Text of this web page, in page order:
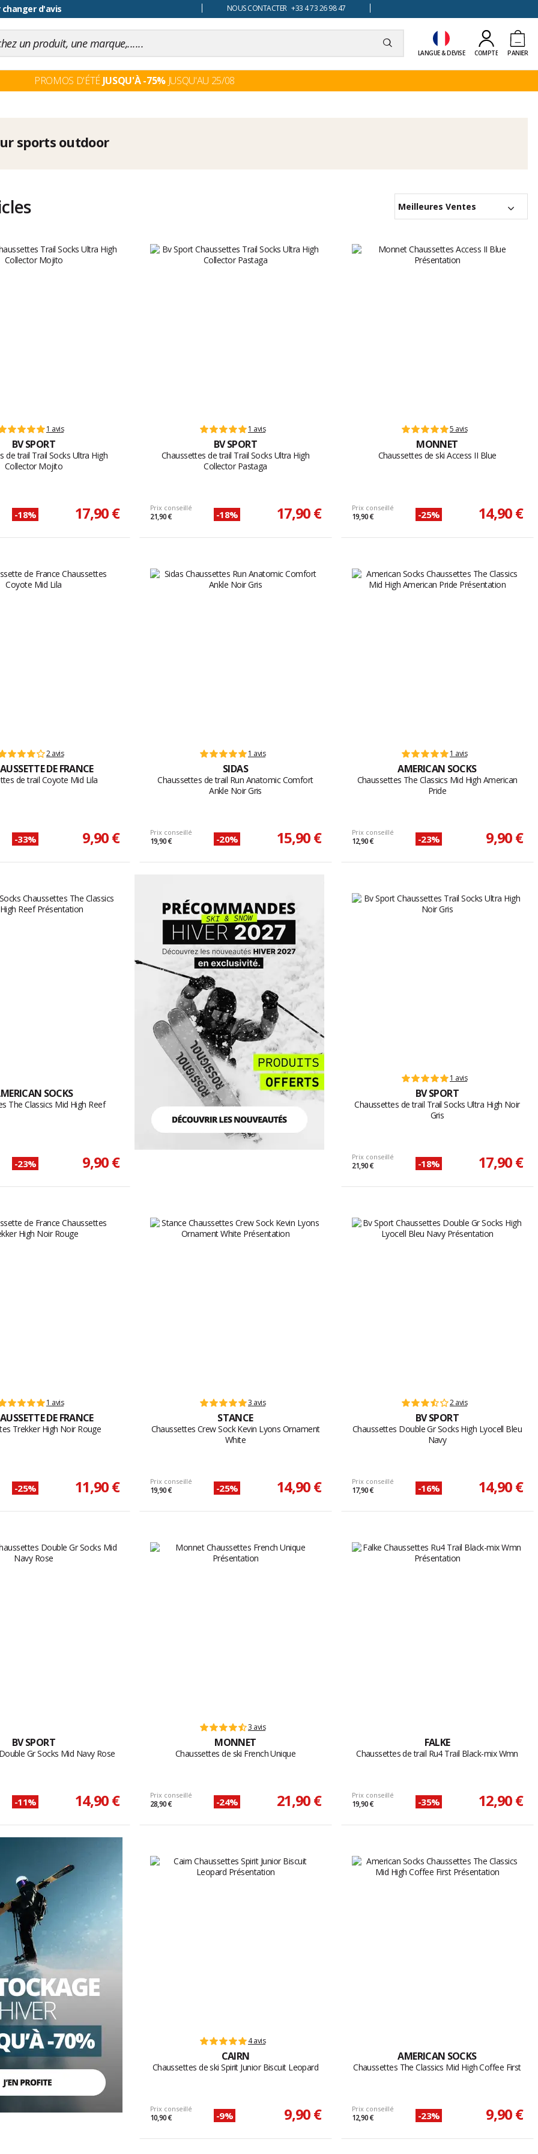
changer d'avis NOUS CONTACTER +33 4 73 26 98 47
LANGUE & DEVISE COMPTE PANIER
PROMOS D'ÉTÉ JUSQU'À -75%JUSQU'AU 25/08
sports outdoor
Meilleures Ventes
1 avis
BV SPORT
de trail Trail Socks Ultra High
Collector Mojito
-18% 17,90 €
1 avis
BV SPORT
Chaussettes de trail Trail Socks Ultra High
Collector Pastaga
Prix conseillé
21,90 € -18% 17,90 €
5 avis
MONNET
Chaussettes de ski Access II Blue
Prix conseillé
19,90 € -25% 14,90 €
2 avis
DE FRANCE
de trail Coyote Mid Lila
-33% 9,90 €
1 avis
SIDAS
Chaussettes de trail Run Anatomic Comfort
Ankle Noir Gris
Prix conseillé
19,90 € -20% 15,90 €
1 avis
AMERICAN SOCKS
Chaussettes The Classics Mid High American
Pride
Prix conseillé
12,90 € -23% 9,90 €
SOCKS
The Classics Mid High Reef
-23% 9,90 €
1 avis
BV SPORT
Chaussettes de trail Trail Socks Ultra High Noir
Gris
Prix conseillé
21,90 € -18% 17,90 €
1 avis
DE FRANCE
Trekker High Noir Rouge
-25% 11,90 €
3 avis
STANCE
Chaussettes Crew Sock Kevin Lyons Ornament
White
Prix conseillé
19,90 € -25% 14,90 €
2 avis
BV SPORT
Chaussettes Double Gr Socks High Lyocell Bleu
Navy
Prix conseillé
17,90 € -16% 14,90 €
BV SPORT
Gr Socks Mid Navy Rose
-11% 14,90 €
3 avis
MONNET
Chaussettes de ski French Unique
Prix conseillé
28,90 € -24% 21,90 €
FALKE
Chaussettes de trail Ru4 Trail Black-mix Wmn
Prix conseillé
19,90 € -35% 12,90 €
4 avis
CAIRN
Chaussettes de ski Spirit Junior Biscuit Leopard
Prix conseillé
10,90 € -9% 9,90 €
AMERICAN SOCKS
Chaussettes The Classics Mid High Coffee First
Prix conseillé
12,90 € -23% 9,90 €